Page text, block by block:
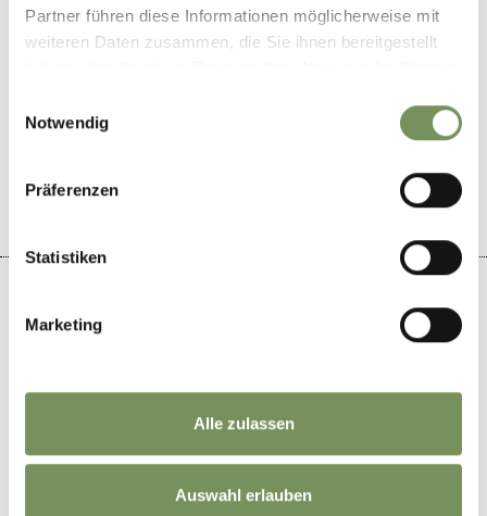
Partner führen diese Informationen möglicherweise mit
weiteren Daten zusammen, die Sie ihnen bereitgestellt
Notwendig
Präferenzen
Statistiken
Marketing
Alle zulassen
Auswahl erlauben
WAR DER INHALT FÜR DICH HILFREICH?
−